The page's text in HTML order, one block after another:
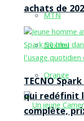
MTN
Nexttel
Orange
achats de
TECNO
qui redéfinit
complète,